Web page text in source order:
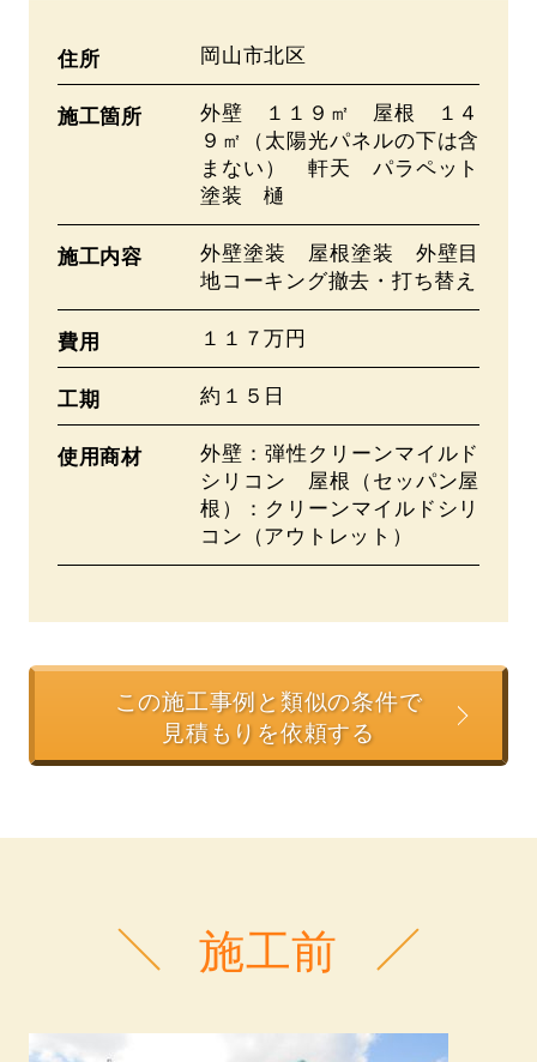
住所 岡山市北区
施工箇所
外壁 １１９㎡ 屋根 １４
９㎡（太陽光パネルの下は含
まない） 軒天 パラペット
塗装 樋
施工内容
外壁塗装 屋根塗装 外壁目
地コーキング撤去・打ち替え
費用 １１７万円
工期 約１５日
使用商材
外壁：弾性クリーンマイルド
シリコン 屋根（セッパン屋
根）：クリーンマイルドシリ
コン（アウトレット）
この施工事例と類似の条件で
見積もりを依頼する
施工前